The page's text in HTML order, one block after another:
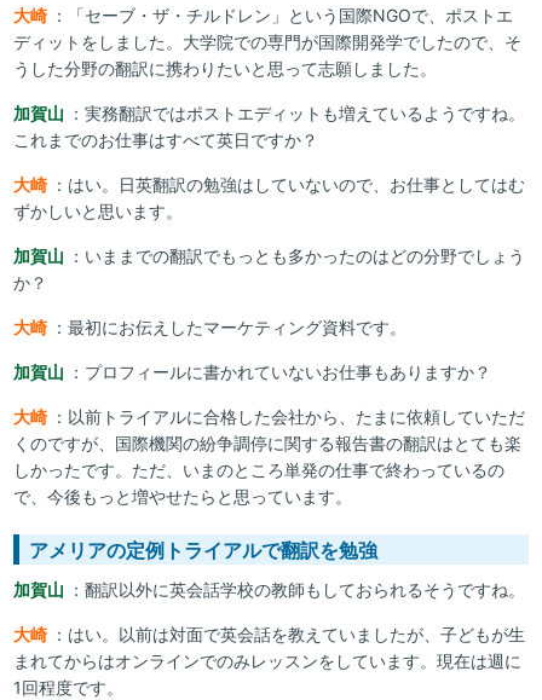
大崎 ：「セーブ・ザ・チルドレン」という国際NGOで、ポストエ
ディットをしました。大学院での専門が国際開発学でしたので、そ
うした分野の翻訳に携わりたいと思って志願しました。
加賀山 ：実務翻訳ではポストエディットも増えているようですね。
これまでのお仕事はすべて英日ですか？
大崎 ：はい。日英翻訳の勉強はしていないので、お仕事としてはむ
ずかしいと思います。
加賀山 ：いままでの翻訳でもっとも多かったのはどの分野でしょう
か？
大崎 ：最初にお伝えしたマーケティング資料です。
加賀山 ：プロフィールに書かれていないお仕事もありますか？
大崎 ：以前トライアルに合格した会社から、たまに依頼していただ
くのですが、国際機関の紛争調停に関する報告書の翻訳はとても楽
しかったです。ただ、いまのところ単発の仕事で終わっているの
で、今後もっと増やせたらと思っています。
アメリアの定例トライアルで翻訳を勉強
加賀山 ：翻訳以外に英会話学校の教師もしておられるそうですね。
大崎 ：はい。以前は対面で英会話を教えていましたが、子どもが生
まれてからはオンラインでのみレッスンをしています。現在は週に
1回程度です。